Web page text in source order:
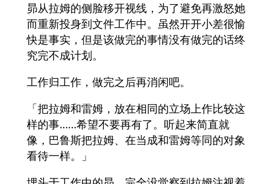
昴从拉姆的侧脸移开视线，为了避免再激怒她
而重新投身到文件工作中。虽然开开小差很愉
快是事实，但是该做完的事情没有做完的话终
究完不成计划。
工作归工作，做完之后再消闲吧。
「把拉姆和雷姆，放在相同的立场上作比较这
样的事……希望不要再有了。听起来简直就
像，巴鲁斯把拉姆、在当成和雷姆等同的对象
看待一样。」